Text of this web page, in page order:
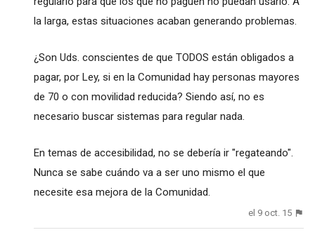
la larga, estas situaciones acaban generando problemas.
¿Son Uds. conscientes de que TODOS están obligados a
pagar, por Ley, si en la Comunidad hay personas mayores
de 70 o con movilidad reducida? Siendo así, no es
necesario buscar sistemas para regular nada.
En temas de accesibilidad, no se debería ir "regateando".
Nunca se sabe cuándo va a ser uno mismo el que
necesite esa mejora de la Comunidad.
el 9 oct. 15